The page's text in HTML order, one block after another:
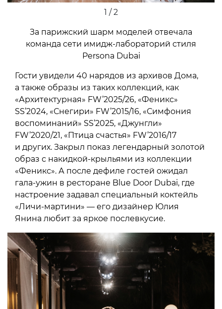
1 / 2
За парижский шарм моделей отвечала
команда сети имидж-лабораторий стиля
Persona Dubai
Гости увидели 40 нарядов из архивов Дома,
а также образы из таких коллекций, как
«Архитектурная» FW’2025/26, «Феникс»
SS’2024, «Снегири» FW’2015/16, «Симфония
воспоминаний» SS’2025, «Джунгли»
FW’2020/21, «Птица счастья» FW’2016/17
и других. Закрыл показ легендарный золотой
образ с накидкой-крыльями из коллекции
«Феникс». А после дефиле гостей ожидал
гала-ужин в ресторане Blue Door Dubai, где
настроение задавал специальный коктейль
«Личи-мартини» — его дизайнер Юлия
Янина любит за яркое послевкусие.